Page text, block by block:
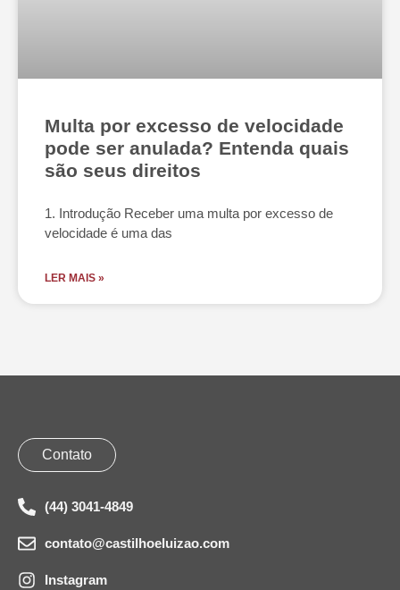
Multa por excesso de velocidade
pode ser anulada? Entenda quais
são seus direitos
1. Introdução Receber uma multa por excesso de
velocidade é uma das
LER MAIS »
Contato
(44) 3041-4849
contato@castilhoeluizao.com
Instagram